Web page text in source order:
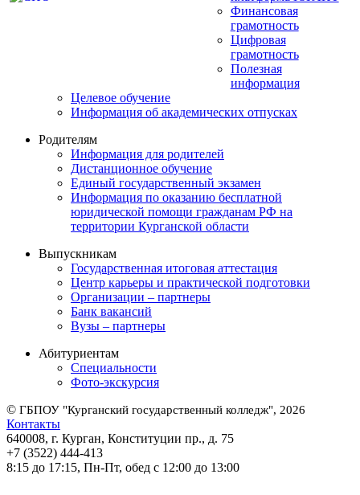
Финансовая
грамотность
Цифровая
грамотность
Полезная
информация
Целевое обучение
Информация об академических отпусках
Родителям
Информация для родителей
Дистанционное обучение
Единый государственный экзамен
Информация по оказанию бесплатной
юридической помощи гражданам РФ на
территории Курганской области
Выпускникам
Государственная итоговая аттестация
Центр карьеры и практической подготовки
Организации – партнеры
Банк вакансий
Вузы – партнеры
Абитуриентам
Специальности
Фото-экскурсия
© ГБПОУ "Курганский государственный колледж", 2026
Контакты
640008, г. Курган, Конституции пр., д. 75
+7 (3522) 444-413
8:15 до 17:15, Пн-Пт, обед с 12:00 до 13:00